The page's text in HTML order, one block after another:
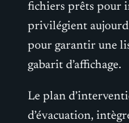
fichiers prêts pour
privilégient
pour garantir une
gabarit d’affichage.
Le plan
d’évacuation,